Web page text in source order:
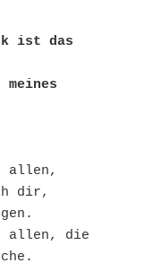
ist das
allen,
dir,
allen, die